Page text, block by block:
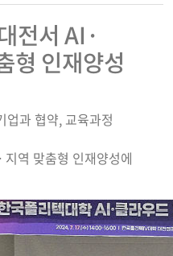
전서 AI·
형 인재양성
업과 협약, 교육과정
역 맞춤형 인재양성에